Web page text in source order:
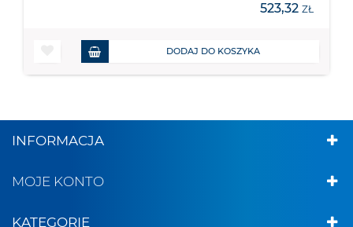
523,32 ZŁ
DODAJ DO KOSZYKA
INFORMACJA
MOJE KONTO
KATEGORIE